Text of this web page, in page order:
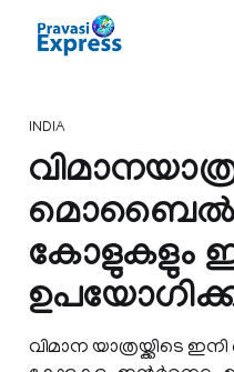
INDIA
കോളുകളും
വിമാന